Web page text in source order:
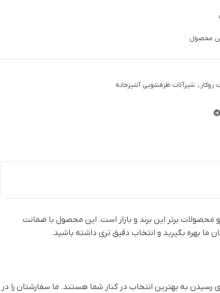
محصول
روکار , شیرآلات ظرفشویی آشپزخانه
محصولات برتر این برند و بازار است. این محصول با ضمانت
ما بهره بگیرید و انتخاب دقیق تری داشته باشید.
رسیدن به بهترین انتخاب در کنار شما هستند. ما سفارشتان را در